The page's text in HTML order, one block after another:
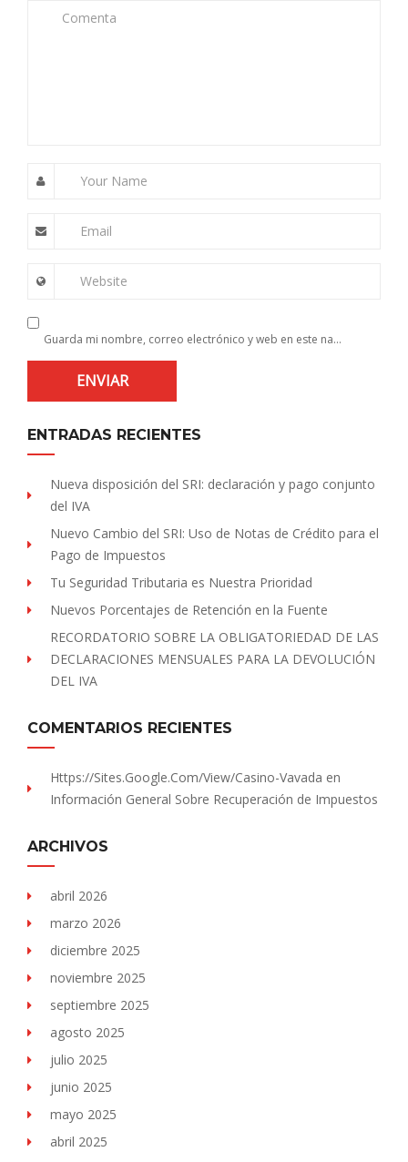
Comenta
Your Name
Email
Website
Guarda mi nombre, correo electrónico y web en este navegador para la próxima vez que comente.
ENTRADAS RECIENTES
Nueva disposición del SRI: declaración y pago conjunto
del IVA
Nuevo Cambio del SRI: Uso de Notas de Crédito para el
Pago de Impuestos
Tu Seguridad Tributaria es Nuestra Prioridad
Nuevos Porcentajes de Retención en la Fuente
RECORDATORIO SOBRE LA OBLIGATORIEDAD DE LAS
DECLARACIONES MENSUALES PARA LA DEVOLUCIÓN
DEL IVA
COMENTARIOS RECIENTES
Https://sites.Google.com/view/Casino-Vavada en
Información General Sobre Recuperación de Impuestos
ARCHIVOS
abril 2026
marzo 2026
diciembre 2025
noviembre 2025
septiembre 2025
agosto 2025
julio 2025
junio 2025
mayo 2025
abril 2025